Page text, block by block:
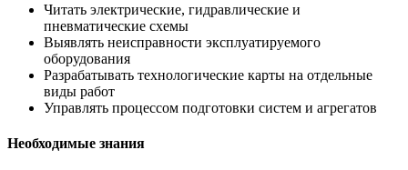
Читать электрические, гидравлические и
пневматические схемы
Выявлять неисправности эксплуатируемого
оборудования
Разрабатывать технологические карты на отдельные
виды работ
Управлять процессом подготовки систем и агрегатов
Необходимые знания